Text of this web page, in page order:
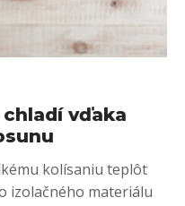
vďaka
kolísaniu teplôt
izolačného materiálu